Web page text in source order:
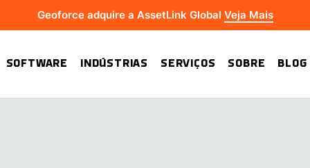
Geoforce adquire a AssetLink Global Veja Mais
SOFTWARE INDÚSTRIAS SERVIÇOS SOBRE BLOG